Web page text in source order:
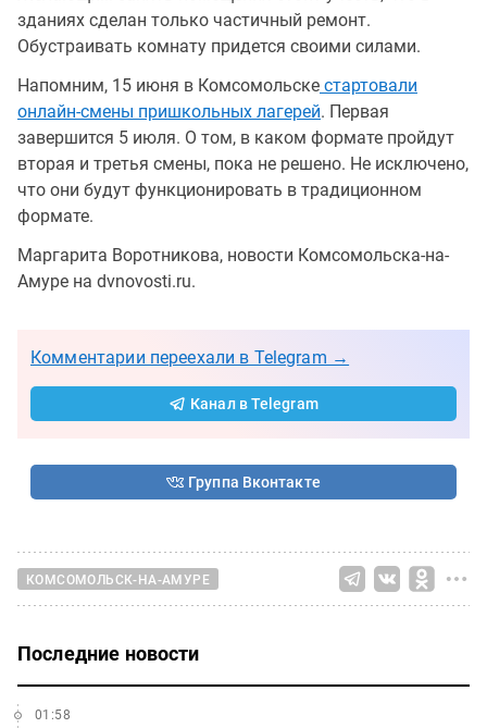
зданиях сделан только частичный ремонт.
Обустраивать комнату придется своими силами.
Напомним, 15 июня в Комсомольске стартовали
онлайн-смены пришкольных лагерей. Первая
завершится 5 июля. О том, в каком формате пройдут
вторая и третья смены, пока не решено. Не исключено,
что они будут функционировать в традиционном
формате.
Маргарита Воротникова, новости Комсомольска-на-
Амуре на dvnovosti.ru.
Комментарии переехали в Telegram →
Канал в Telegram
Группа Вконтакте
КОМСОМОЛЬСК-НА-АМУРЕ
Последние новости
01:58